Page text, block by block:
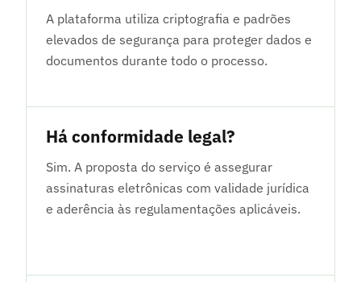
A plataforma utiliza criptografia e padrões
elevados de segurança para proteger dados e
documentos durante todo o processo.
Há conformidade legal?
Sim. A proposta do serviço é assegurar
assinaturas eletrônicas com validade jurídica
e aderência às regulamentações aplicáveis.